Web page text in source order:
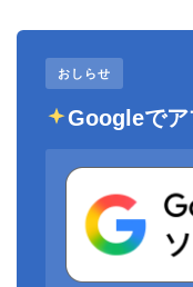
おしらせ
Googleでア